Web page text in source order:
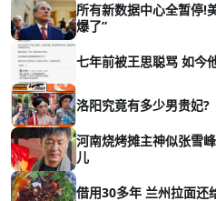
所有新数据中心全暂停!
爆了”
七年前被王思聪骂 如今
洛阳究竟有多少男贵妃?
河南烧烤摊主神似张雪
儿
借用30多年 兰州拉面还